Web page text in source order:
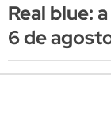
Real blue:
6 de